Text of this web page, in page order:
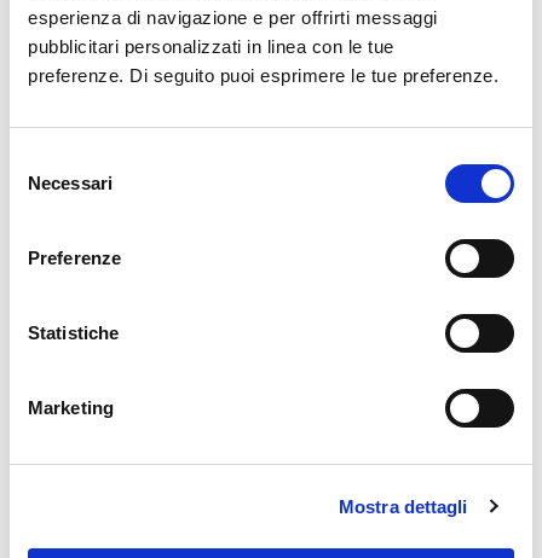
esperienza di navigazione e per offrirti messaggi
pubblicitari personalizzati in linea con le tue
preferenze. Di seguito puoi esprimere le tue preferenze.
delNecessari
Preferenze
Statistiche
Marketing
Mostra dettagli